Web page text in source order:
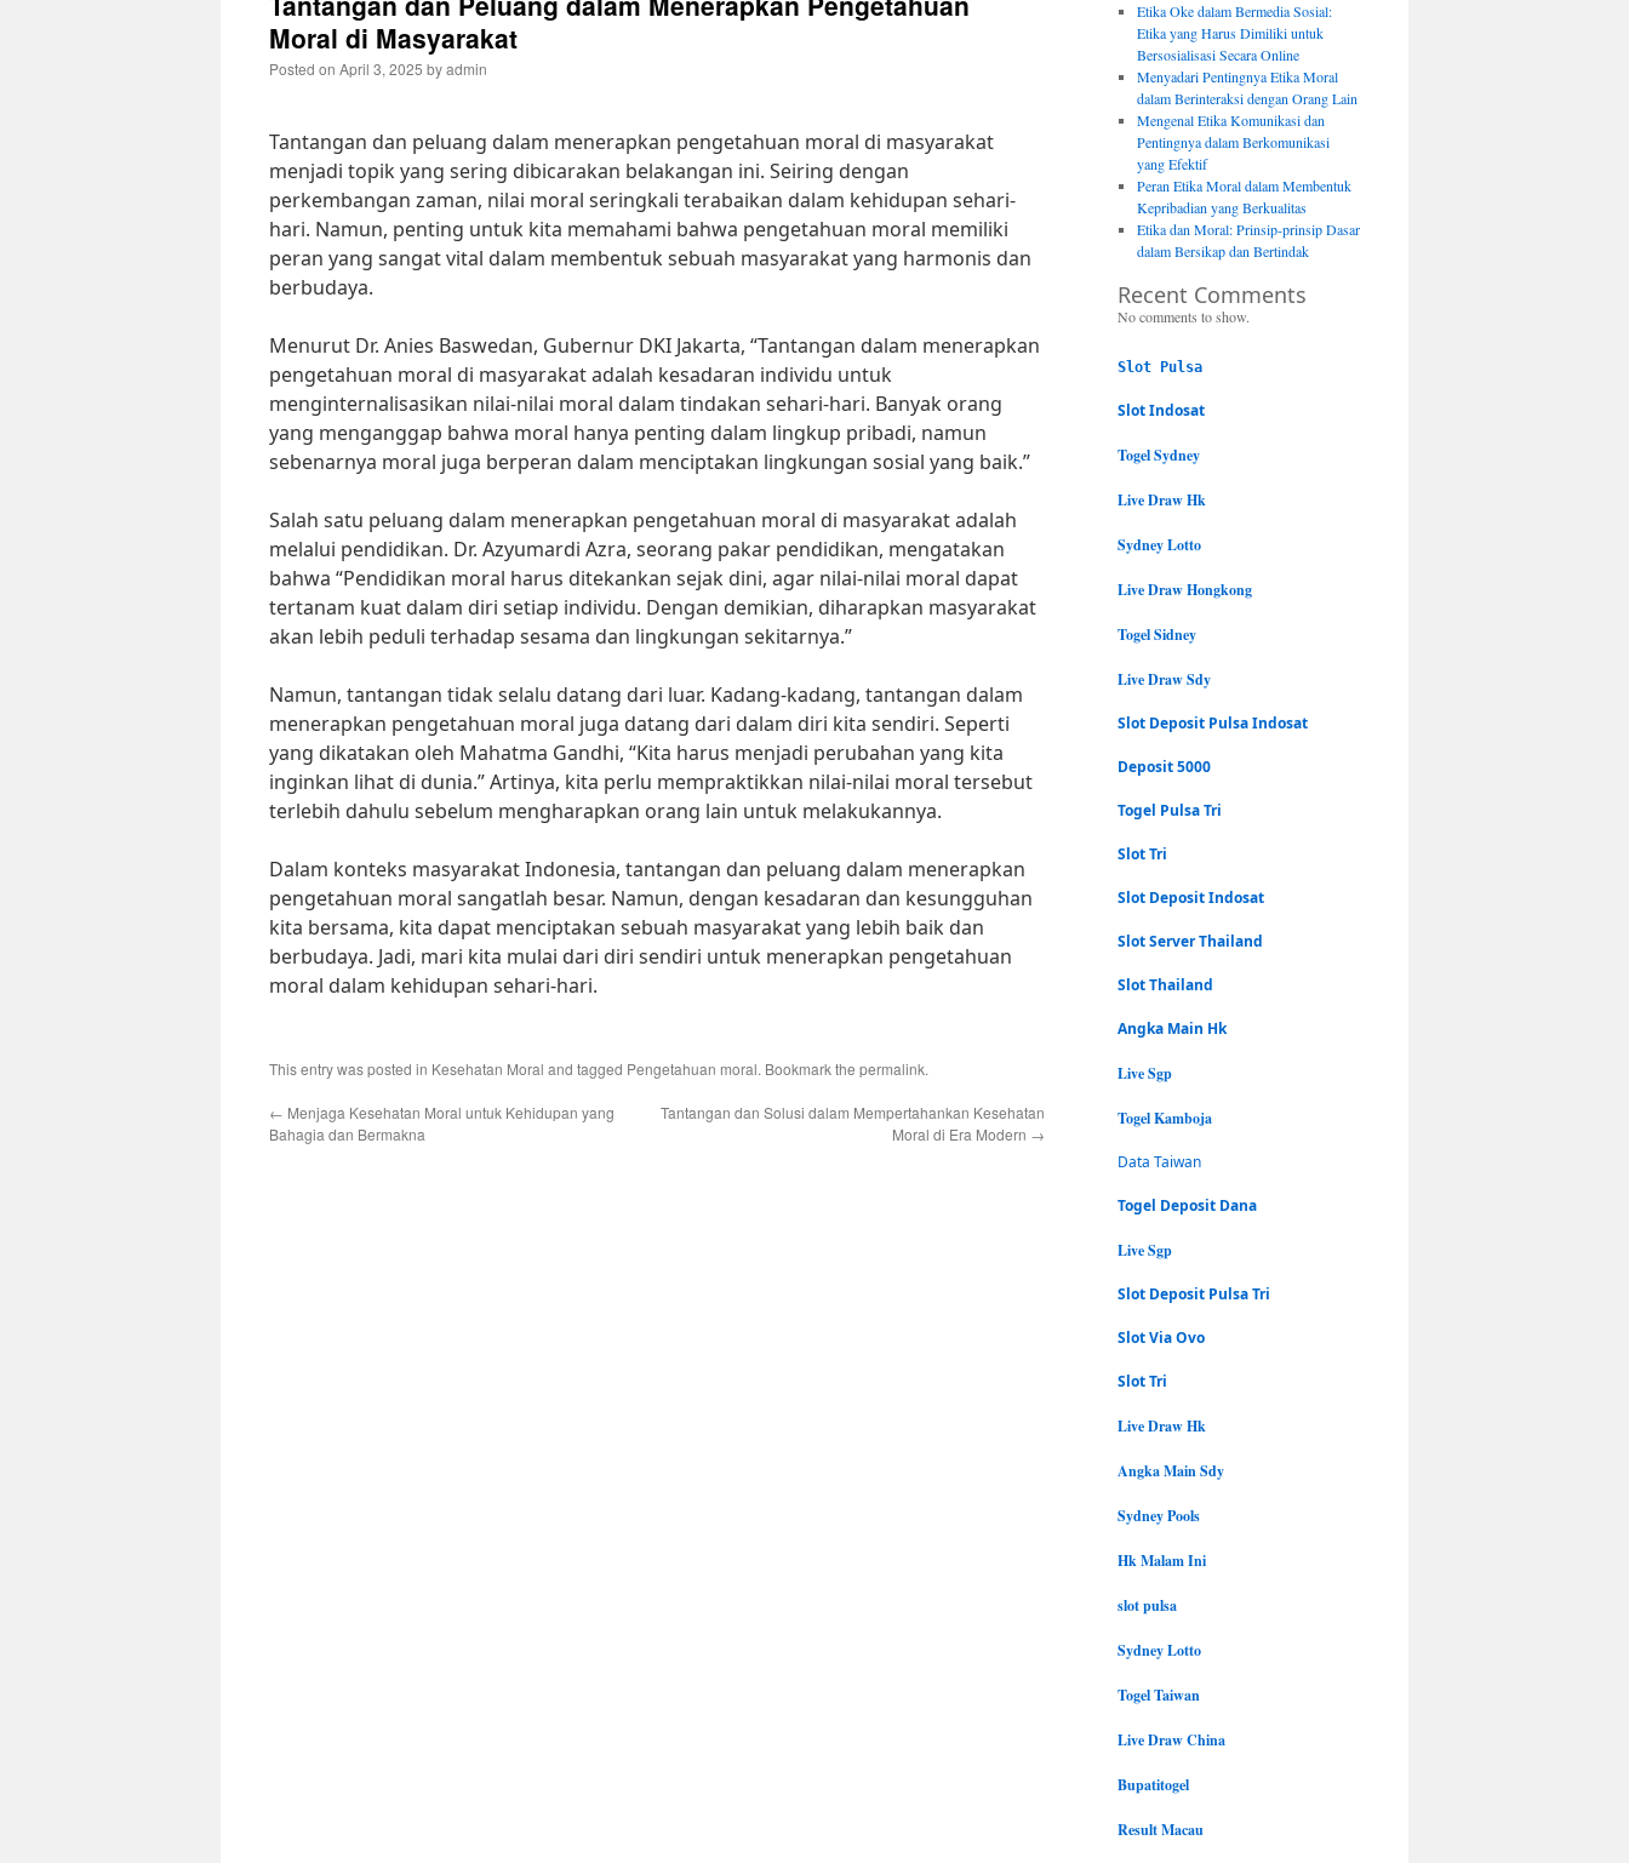
Moral di Masyarakat
Posted on April 3, 2025 byadmin
Tantangan dan peluang dalam menerapkan pengetahuan moral di masyarakat
menjadi topik yang sering dibicarakan belakangan ini. Seiring dengan
perkembangan zaman, nilai moral seringkali terabaikan dalam kehidupan sehari-
hari. Namun, penting untuk kita memahami bahwa pengetahuan moral memiliki
peran yang sangat vital dalam membentuk sebuah masyarakat yang harmonis dan
berbudaya.
Menurut Dr. Anies Baswedan, Gubernur DKI Jakarta, “Tantangan dalam menerapkan
pengetahuan moral di masyarakat adalah kesadaran individu untuk
menginternalisasikan nilai-nilai moral dalam tindakan sehari-hari. Banyak orang
yang menganggap bahwa moral hanya penting dalam lingkup pribadi, namun
sebenarnya moral juga berperan dalam menciptakan lingkungan sosial yang baik.”
Salah satu peluang dalam menerapkan pengetahuan moral di masyarakat adalah
melalui pendidikan. Dr. Azyumardi Azra, seorang pakar pendidikan, mengatakan
bahwa “Pendidikan moral harus ditekankan sejak dini, agar nilai-nilai moral dapat
tertanam kuat dalam diri setiap individu. Dengan demikian, diharapkan masyarakat
akan lebih peduli terhadap sesama dan lingkungan sekitarnya.”
Namun, tantangan tidak selalu datang dari luar. Kadang-kadang, tantangan dalam
menerapkan pengetahuan moral juga datang dari dalam diri kita sendiri. Seperti
yang dikatakan oleh Mahatma Gandhi, “Kita harus menjadi perubahan yang kita
inginkan lihat di dunia.” Artinya, kita perlu mempraktikkan nilai-nilai moral tersebut
terlebih dahulu sebelum mengharapkan orang lain untuk melakukannya.
Dalam konteks masyarakat Indonesia, tantangan dan peluang dalam menerapkan
pengetahuan moral sangatlah besar. Namun, dengan kesadaran dan kesungguhan
kita bersama, kita dapat menciptakan sebuah masyarakat yang lebih baik dan
berbudaya. Jadi, mari kita mulai dari diri sendiri untuk menerapkan pengetahuan
moral dalam kehidupan sehari-hari.
This entry was posted in Kesehatan Moral and tagged Pengetahuan moral. Bookmark the permalink.
← Menjaga Kesehatan Moral untuk Kehidupan yang
Bahagia dan Bermakna
Tantangan dan Solusi dalam Mempertahankan Kesehatan
Moral di Era Modern →
Etika Oke dalam Bermedia Sosial:
Etika yang Harus Dimiliki untuk
Bersosialisasi Secara Online
Menyadari Pentingnya Etika Moral
dalam Berinteraksi dengan Orang Lain
Mengenal Etika Komunikasi dan
Pentingnya dalam Berkomunikasi
yang Efektif
Peran Etika Moral dalam Membentuk
Kepribadian yang Berkualitas
Etika dan Moral: Prinsip-prinsip Dasar
dalam Bersikap dan Bertindak
Recent Comments
No comments to show.
Slot Pulsa
Slot Indosat
Togel Sydney
Live Draw Hk
Sydney Lotto
Live Draw Hongkong
Togel Sidney
Live Draw Sdy
Slot Deposit Pulsa Indosat
Deposit 5000
Togel Pulsa Tri
Slot Tri
Slot Deposit Indosat
Slot Server Thailand
Slot Thailand
Angka Main Hk
Live Sgp
Togel Kamboja
Data Taiwan
Togel Deposit Dana
Live Sgp
Slot Deposit Pulsa Tri
Slot Via Ovo
Slot Tri
Live Draw Hk
Angka Main Sdy
Sydney Pools
Hk Malam Ini
slot pulsa
Sydney Lotto
Togel Taiwan
Live Draw China
Bupatitogel
Result Macau